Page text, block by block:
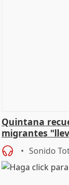
Quintana
migrantes
central
Sonido